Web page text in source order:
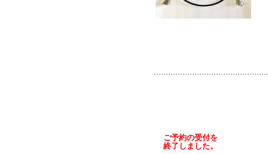
ご予約の受付を
終了しました。